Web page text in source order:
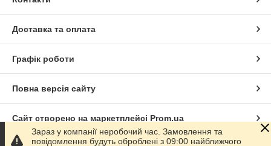
Доставка та оплата
Графік роботи
Повна версія сайту
Сайт створено на маркетплейсі Prom.ua
Зараз у компанії неробочий час. Замовлення та
повідомлення будуть оброблені з 09:00 найближчого